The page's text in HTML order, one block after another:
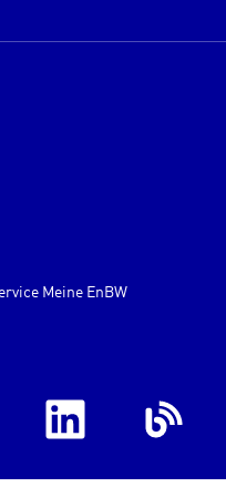
Meine EnBW
Instagram LinkedIn
Blog